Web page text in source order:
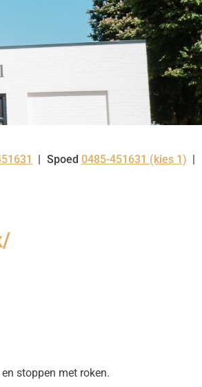
Spoed 0485-451631 (kies 1)
stoppen met roken.